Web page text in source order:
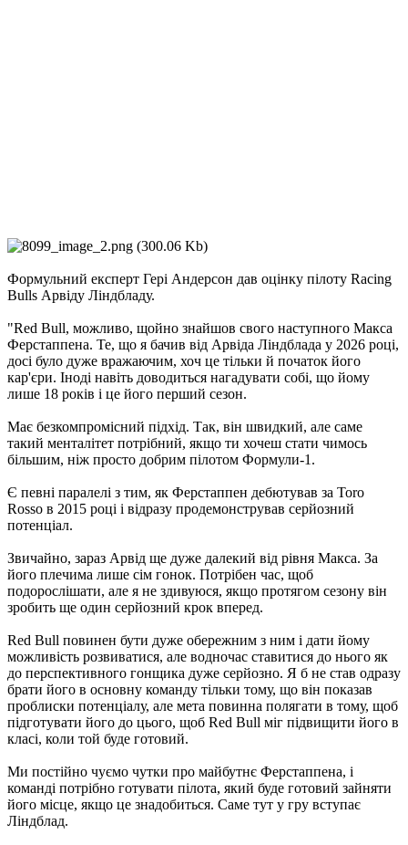
Формульний експерт Гері Андерсон дав оцінку пілоту Racing
Bulls Арвіду Ліндбладу.
"Red Bull, можливо, щойно знайшов свого наступного Макса
Ферстаппена. Те, що я бачив від Арвіда Ліндблада у 2026 році,
досі було дуже вражаючим, хоч це тільки й початок його
кар'єри. Іноді навіть доводиться нагадувати собі, що йому
лише 18 років і це його перший сезон.
Має безкомпромісний підхід. Так, він швидкий, але саме
такий менталітет потрібний, якщо ти хочеш стати чимось
більшим, ніж просто добрим пілотом Формули-1.
Є певні паралелі з тим, як Ферстаппен дебютував за Toro
Rosso в 2015 році і відразу продемонстрував серйозний
потенціал.
Звичайно, зараз Арвід ще дуже далекий від рівня Макса. За
його плечима лише сім гонок. Потрібен час, щоб
подорослішати, але я не здивуюся, якщо протягом сезону він
зробить ще один серйозний крок вперед.
Red Bull повинен бути дуже обережним з ним і дати йому
можливість розвиватися, але водночас ставитися до нього як
до перспективного гонщика дуже серйозно. Я б не став одразу
брати його в основну команду тільки тому, що він показав
проблиски потенціалу, але мета повинна полягати в тому, щоб
підготувати його до цього, щоб Red Bull міг підвищити його в
класі, коли той буде готовий.
Ми постійно чуємо чутки про майбутнє Ферстаппена, і
команді потрібно готувати пілота, який буде готовий зайняти
його місце, якщо це знадобиться. Саме тут у гру вступає
Ліндблад.